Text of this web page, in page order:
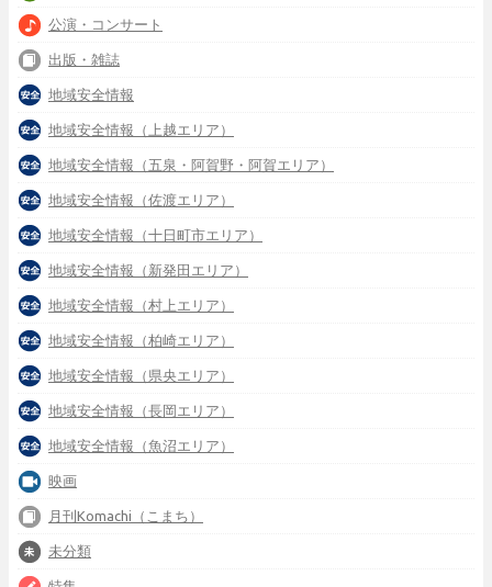
公演・コンサート
出版・雑誌
地域安全情報
地域安全情報（上越エリア）
地域安全情報（五泉・阿賀野・阿賀エリア）
地域安全情報（佐渡エリア）
地域安全情報（十日町市エリア）
地域安全情報（新発田エリア）
地域安全情報（村上エリア）
地域安全情報（柏崎エリア）
地域安全情報（県央エリア）
地域安全情報（長岡エリア）
地域安全情報（魚沼エリア）
映画
月刊Komachi（こまち）
未分類